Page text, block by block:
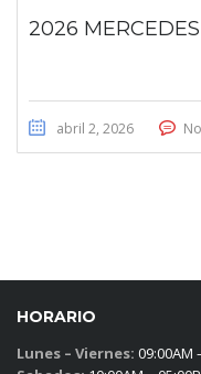
2026
abril 2, 2026
HORARIO
Lunes – Viernes: 09:00AM